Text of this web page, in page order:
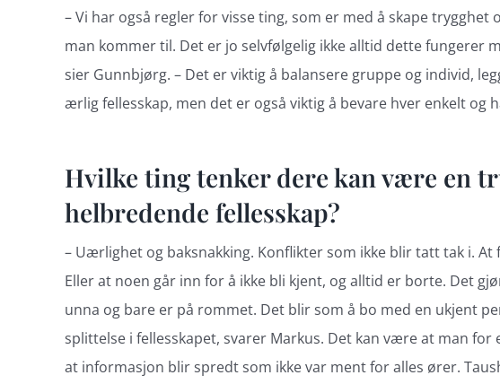
– Vi har også regler for visse ting, som er med å skape
man kommer til. Det er jo selvfølgelig ikke alltid dette fungerer
sier Gunnbjørg. – Det er viktig å balansere gruppe og individ,
ærlig fellesskap, men det er også viktig å bevare hver enkelt og
Hvilke ting tenker dere kan være en
helbredende fellesskap?
– Uærlighet og baksnakking. Konflikter som ikke blir tatt tak i.
Eller at noen går inn for å ikke bli kjent, og alltid er borte. Det
unna og bare er på rommet. Det blir som å bo med en ukjent
splittelse i fellesskapet, svarer Markus. Det kan være at man
at informasjon blir spredt som ikke var ment for alles ører.